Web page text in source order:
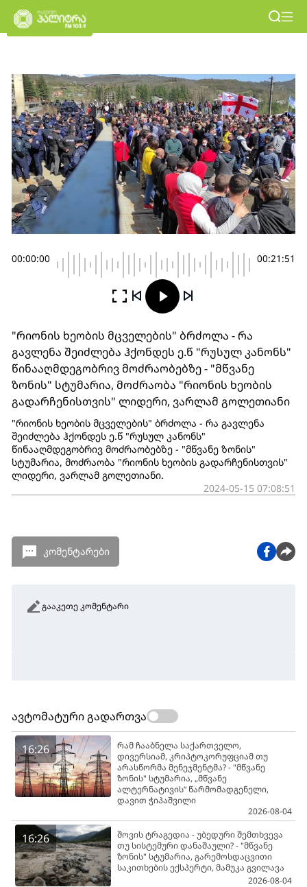
00:00:00 00:21:51
"რიონის ხეობის მცველების" ბრძოლა - რა
გავლენა შეიძლება ჰქონდეს ე.წ "რუსულ კანონს"
წინააღმდეგობრივ მოძრაობებზე - "მწვანე
ზონის" სტუმარია, მოძრაობა "რიონის ხეობის
გადარჩენისთვის" ლიდერი, ვარლამ გოლეთიანი
"რიონის ხეობის მცველების" ბრძოლა - რა გავლენა
შეიძლება ჰქონდეს ე.წ "რუსულ კანონს"
წინააღმდეგობრივ მოძრაობებზე - "მწვანე ზონის"
სტუმარია, მოძრაობა "რიონის ხეობის გადარჩენისთვის"
ლიდერი, ვარლამ გოლეთიანი.
2024-05-15 07:08:51
კომენტარები
გააკეთე კომენტარი
ავტომატური გადართვა
16:26
რამ ჩააბნელა საქართველო,
დივერსიამ, კრიპტოკორუფციამ თუ
არასწორმა მენეჯმენტმა? - "მწვანე
ზონის" სტუმარია, „მწვანე
ალტერნატივის“ წარმომადგენელი,
დავით ჭიპაშვილი
2026-08-04
16:26
შოვის ტრაგედია - უბედური შემთხვევა
თუ სისტემური დანაშაული? - "მწვანე
ზონის" სტუმარია, გარემოსდაცვითი
საკითხების ექსპერტი, მამუკა გვილავა
2026-08-04